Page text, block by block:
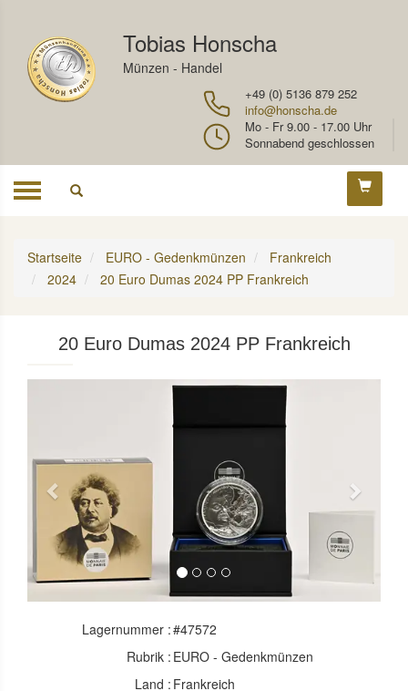
Tobias Honscha
Münzen - Handel
+49 (0) 5136 879 252
info@honscha.de
Mo - Fr 9.00 - 17.00 Uhr
Sonnabend geschlossen
Toggle
Startseite EURO - Gedenkmünzen
Frankreich
2024
20 Euro Dumas 2024 PP Frankreich
20 Euro Dumas 2024 PP Frankreich
Previous Next
Lagernummer :#47572
Rubrik : EURO - Gedenkmünzen
Land : Frankreich